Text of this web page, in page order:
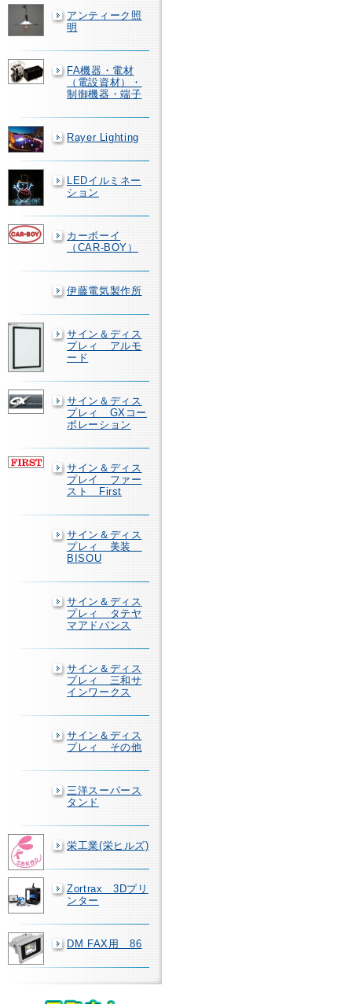
アンティーク照
明
FA機器・電材
（電設資材）・
制御機器・端子
Rayer Lighting
LEDイルミネー
ション
カーボーイ
（CAR-BOY）
伊藤電気製作所
サイン＆ディス
プレィ アルモ
ード
サイン＆ディス
プレィ GXコー
ポレーション
サイン＆ディス
プレイ ファー
スト First
サイン＆ディス
プレィ 美装
BISOU
サイン＆ディス
プレィ タテヤ
マアドバンス
サイン＆ディス
プレィ 三和サ
インワークス
サイン＆ディス
プレィ その他
三洋スーパース
タンド
栄工業(栄ヒルズ)
Zortrax 3Dプリ
ンター
DM FAX用 86